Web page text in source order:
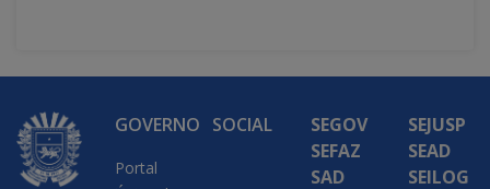
GOVERNO
Portal
SOCIAL
SEGOV
SEFAZ
SAD
SEJUSP
SEAD
SEILOG